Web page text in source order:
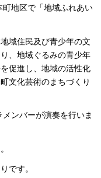
地区で「地域ふれあい
域住民及び青少年の文
、地域ぐるみの青少年
促進し、地域の活性化
文化芸術のまちづくり
ンバーが演奏を行いま
です。